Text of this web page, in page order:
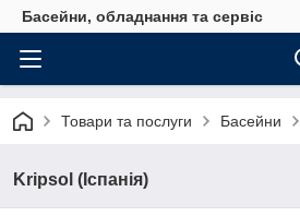
Басейни, обладнання та сервіс
Товари та послуги Басейни
Kripsol (Іспанія)